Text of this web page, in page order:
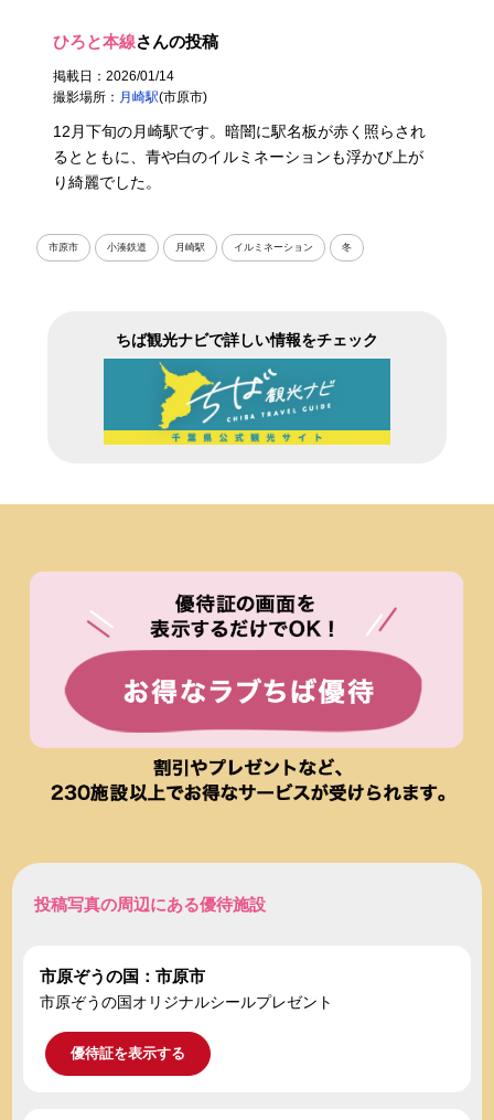
ひろと本線さんの投稿
掲載日：2026/01/14
撮影場所： 月崎駅(市原市)
12月下旬の月崎駅です。暗闇に駅名板が赤く照らされ
るとともに、青や白のイルミネーションも浮かび上が
り綺麗でした。
市原市 小湊鉄道 月崎駅 イルミネーション 冬
ちば観光ナビで詳しい情報をチェック
投稿写真の周辺にある優待施設
市原ぞうの国：市原市
市原ぞうの国オリジナルシールプレゼント
優待証を表示する